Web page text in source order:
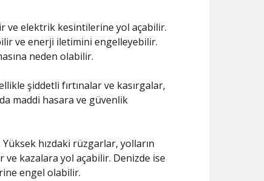
ve elektrik kesintilerine yol açabilir.
ve enerji iletimini engelleyebilir.
neden olabilir.
şiddetli fırtınalar ve kasırgalar,
da maddi hasara ve güvenlik
hızdaki rüzgarlar, yolların
kazalara yol açabilir. Denizde ise
engel olabilir.